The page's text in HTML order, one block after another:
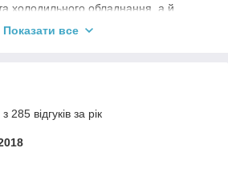
холодильного обладнання, а й
та безперебійну роботу всіх
допоміжне обладнання,
на професійних кухнях
закладів швидкого харчування та
харчування.
Показати все
285 відгуків за рік